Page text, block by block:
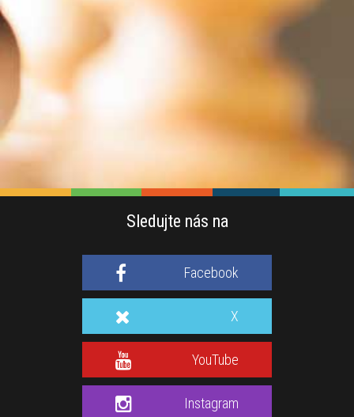
Sledujte nás na
Facebook
X
YouTube
Instagram